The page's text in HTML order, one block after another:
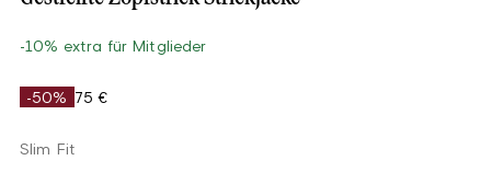
-10% extra für Mitglieder
-50% 75 €
Slim Fit